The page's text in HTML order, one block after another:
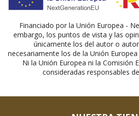
Financiado por la Unión Europea -
embargo, los puntos de vista y las
únicamente los del autor o
necesariamente los de la Unión
Ni la Unión Europea ni la Comisión
consideradas responsables